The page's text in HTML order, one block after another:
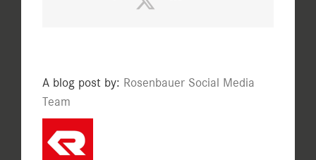
A blog post by: Rosenbauer Social Media
Team